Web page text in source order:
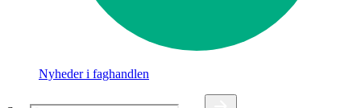
Nyheder i faghandlen